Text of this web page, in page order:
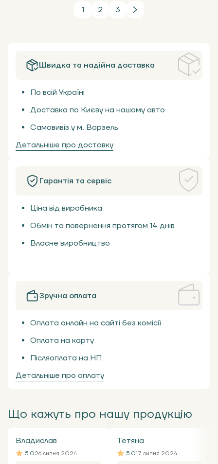
1 2 3
Швидка та надійна доставка
По всій Україні
Доставка по Києву на нашому авто
Самовивіз у м. Ворзель
Детальніше про доставку
Гарантія та сервіс
Ціна від виробника
Обмін та повернення протягом 14 днів
Власне виробництво
Зручна оплата
Оплата онлайн на сайті без комісії
Оплата на карту
Післяоплата на НП
Детальніше про оплату
Що кажуть про нашу продукцію
Владислав
5.026 липня 2024
Тетяна
5.017 липня 2024